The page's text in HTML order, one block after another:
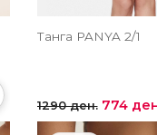
Танга PANYA 2/1
1290 ден. 774